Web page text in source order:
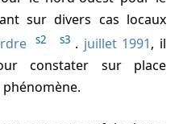
sur divers cas locaux
s2 s3 . juillet 1991, il
constater sur place